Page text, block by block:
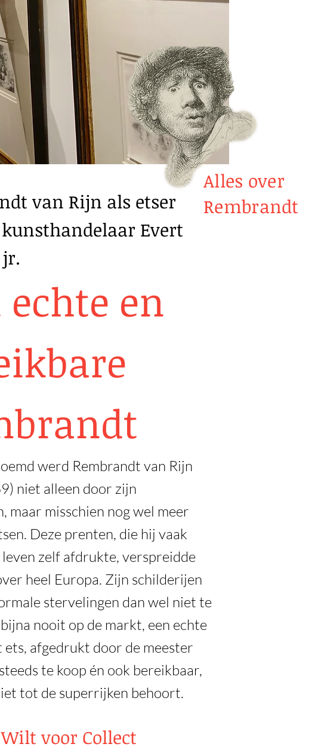
van Rijn als etser
Evert
echte en
werd Rembrandt van Rijn
niet alleen door zijn
maar misschien nog wel meer
Deze prenten, die hij vaak
zelf afdrukte, verspreidde
heel Europa. Zijn schilderijen
stervelingen dan wel niet te
nooit op de markt, een echte
ets, afgedrukt door de meester
te koop én ook bereikbaar,
tot de superrijken behoort.
voor Collect
Alles over
Rembrandt